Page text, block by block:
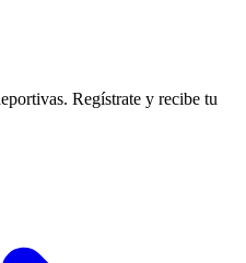
Regístrate y recibe tu